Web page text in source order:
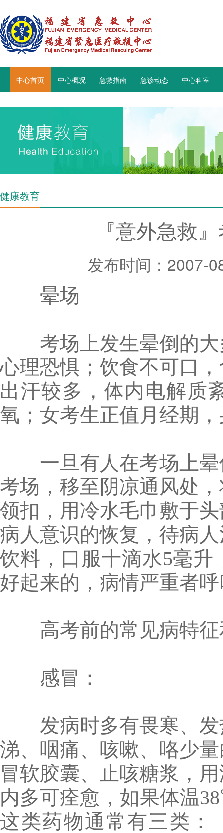
中心首页 中心概况 急救指南 急诊动态 中心科室
健康教育
『意外急救
发布时间：2007-
晕场
考场上发生晕倒的大
心理恐惧；饮食不可口
出汗较多，体内电解质
氧；女考生正值月经期
一旦有人在考场上晕
考场，移至阴凉通风处
领扣，用冷水毛巾敷于
病人意识的恢复，待病
饮料，口服十滴水5毫
好起来的，病情严重者
高考前的常见病特征
感冒：
发病时多有畏寒、发
涕、咽痛、咳嗽、咯少
冒软胶囊、止咳糖浆，
内多可痊愈，如果体温
这类药物通常有三类：